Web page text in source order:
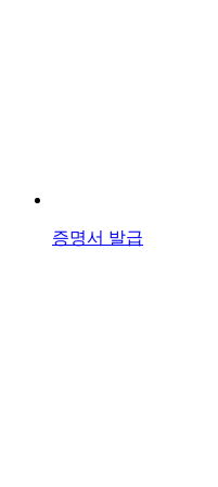
증명서 발급